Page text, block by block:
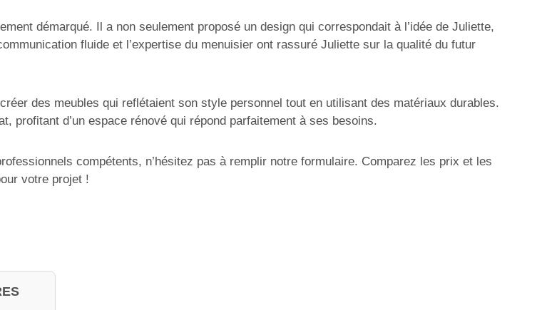
démarqué. Il a non seulement proposé un design qui correspondait à l’idée de Juliette,
fluide et l’expertise du menuisier ont rassuré Juliette sur la qualité du futur
des meubles qui reflétaient son style personnel tout en utilisant des matériaux durables.
profitant d’un espace rénové qui répond parfaitement à ses besoins.
compétents, n’hésitez pas à remplir notre formulaire. Comparez les prix et les
votre projet !